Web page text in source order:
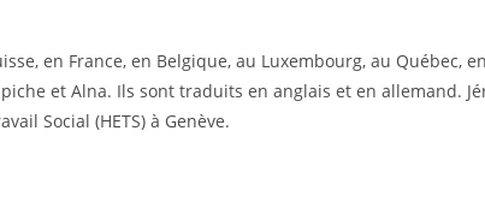
en France, en Belgique, au Luxembourg, au Québec,
et Alna. Ils sont traduits en anglais et en allemand.
Social (HETS) à Genève.